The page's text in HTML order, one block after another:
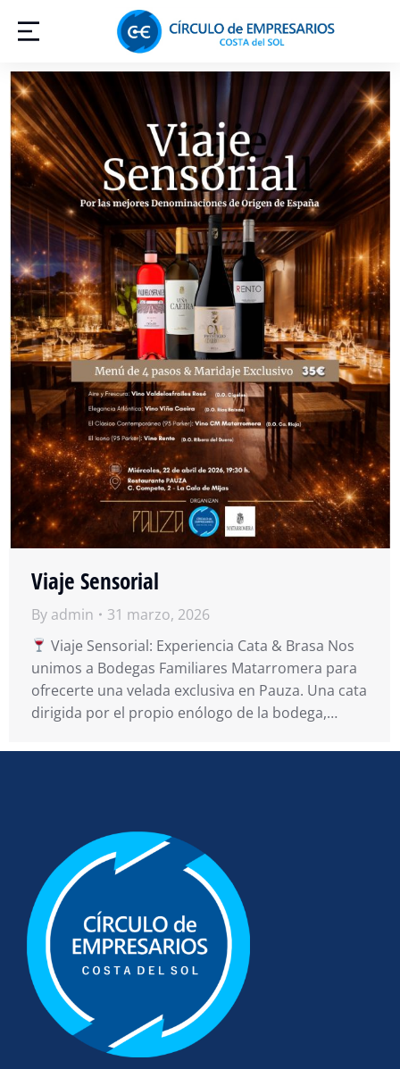
Viaje Sensorial
By admin
31 marzo, 2026
Viaje Sensorial: Experiencia Cata & Brasa Nos
unimos a Bodegas Familiares Matarromera para
ofrecerte una velada exclusiva en Pauza. Una cata
dirigida por el propio enólogo de la bodega,…